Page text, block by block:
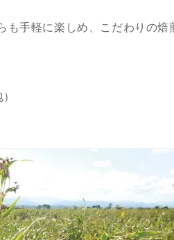
手軽に楽しめ、こだわりの焙